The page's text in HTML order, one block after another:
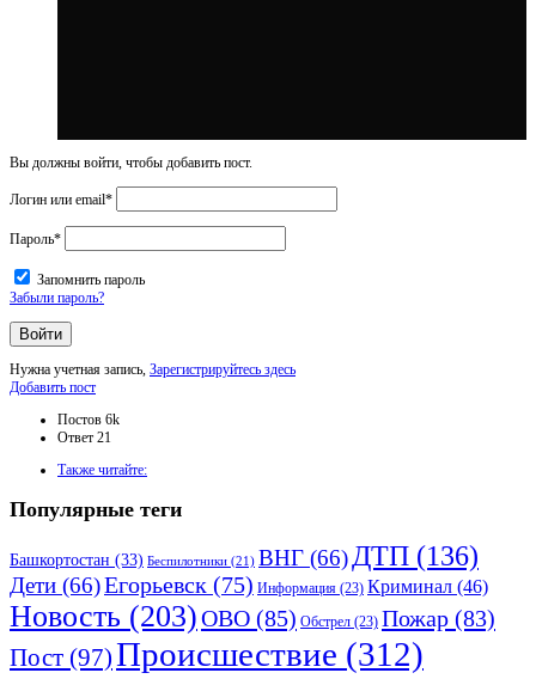
Вы должны войти, чтобы добавить пост.
Логин или email*
Пароль*
Запомнить пароль
Забыли пароль?
Нужна учетная запись, Зарегистрируйтесь здесь
Боковая
Добавить пост
Статистика
Постов 6k
Ответ 21
Также читайте:
Популярные теги
Башкортостан (33) Беспилотники (21) ВНГ (66) ДТП (136)
Дети (66)Егорьевск (75) Информация (23) Криминал (46)
Новость (203)ОВО (85) Обстрел (23) Пожар (83)
Пост (97)Происшествие (312)